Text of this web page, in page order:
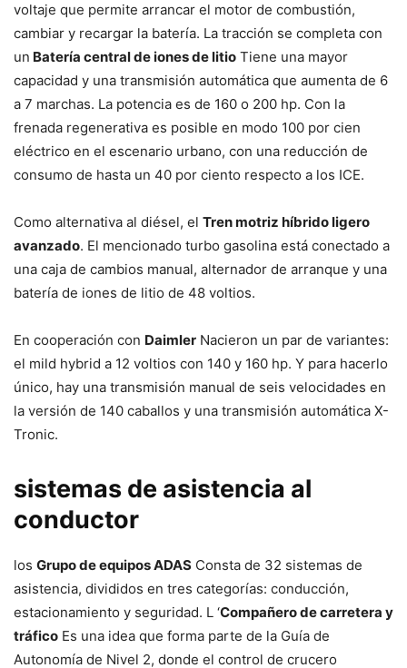
voltaje que permite arrancar el motor de combustión,
cambiar y recargar la batería. La tracción se completa con
un Batería central de iones de litio Tiene una mayor
capacidad y una transmisión automática que aumenta de 6
a 7 marchas. La potencia es de 160 o 200 hp. Con la
frenada regenerativa es posible en modo 100 por cien
eléctrico en el escenario urbano, con una reducción de
consumo de hasta un 40 por ciento respecto a los ICE.
Como alternativa al diésel, el Tren motriz híbrido ligero
avanzado. El mencionado turbo gasolina está conectado a
una caja de cambios manual, alternador de arranque y una
batería de iones de litio de 48 voltios.
En cooperación con Daimler Nacieron un par de variantes:
el mild hybrid a 12 voltios con 140 y 160 hp. Y para hacerlo
único, hay una transmisión manual de seis velocidades en
la versión de 140 caballos y una transmisión automática X-
Tronic.
sistemas de asistencia al
conductor
los Grupo de equipos ADAS Consta de 32 sistemas de
asistencia, divididos en tres categorías: conducción,
estacionamiento y seguridad. L ‘Compañero de carretera y
tráfico Es una idea que forma parte de la Guía de
Autonomía de Nivel 2, donde el control de crucero